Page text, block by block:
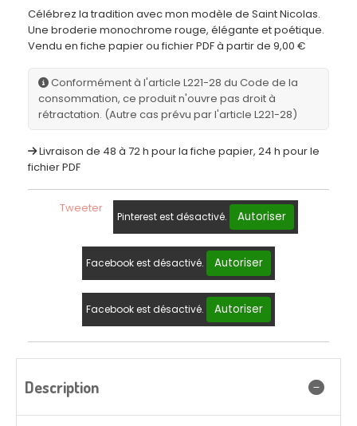
Célébrez la tradition avec mon modèle de Saint Nicolas.
Une broderie monochrome rouge, élégante et poétique.
Vendu en fiche papier ou fichier PDF à partir de 9,00 €
Conformément à l'article L221-28 du Code de la
consommation, ce produit n'ouvre pas droit à
rétractation. (Autre cas prévu par l'article L221-28)
Livraison de 48 à 72 h pour la fiche papier, 24 h pour le
fichier PDF
Tweeter
Pinterest est désactivé. Autoriser
Facebook est désactivé. Autoriser
Facebook est désactivé. Autoriser
Description